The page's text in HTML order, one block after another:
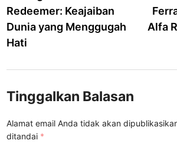
Redeemer: Keajaiban
Dunia yang Menggugah
Hati
Alfa
Tinggalkan Balasan
Alamat email Anda tidak akan
ditandai *